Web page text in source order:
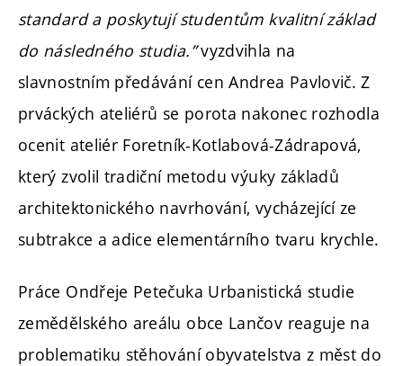
standard a poskytují studentům kvalitní základ
do následného studia.”vyzdvihla na
slavnostním předávání cen Andrea Pavlovič. Z
prváckých ateliérů se porota nakonec rozhodla
ocenit ateliér Foretník-Kotlabová-Zádrapová,
který zvolil tradiční metodu výuky základů
architektonického navrhování, vycházející ze
subtrakce a adice elementárního tvaru krychle.
Práce Ondřeje Petečuka Urbanistická studie
zemědělského areálu obce Lančov reaguje na
problematiku stěhování obyvatelstva z měst do